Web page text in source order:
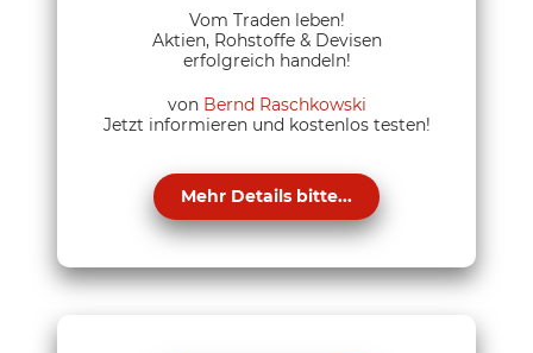
Vom Traden leben!
Aktien, Rohstoffe & Devisen
erfolgreich handeln!
von Bernd Raschkowski
Jetzt informieren und kostenlos testen!
Mehr Details bitte...